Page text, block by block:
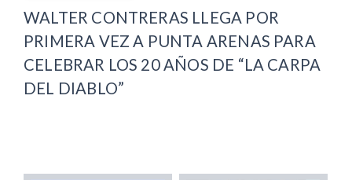
WALTER CONTRERAS LLEGA POR
PRIMERA VEZ A PUNTA ARENAS PARA
CELEBRAR LOS 20 AÑOS DE “LA CARPA
DEL DIABLO”